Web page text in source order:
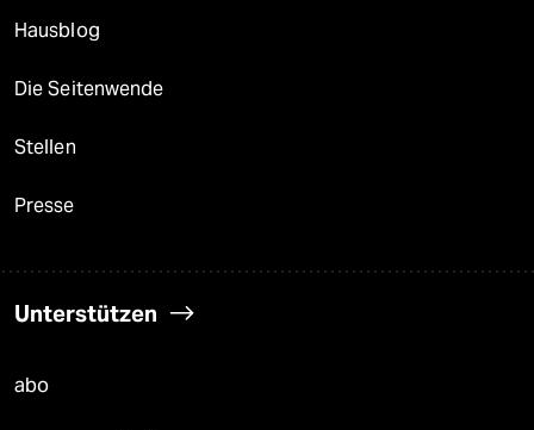
Hausblog
Die Seitenwende
Stellen
Presse
Unterstützen
abo